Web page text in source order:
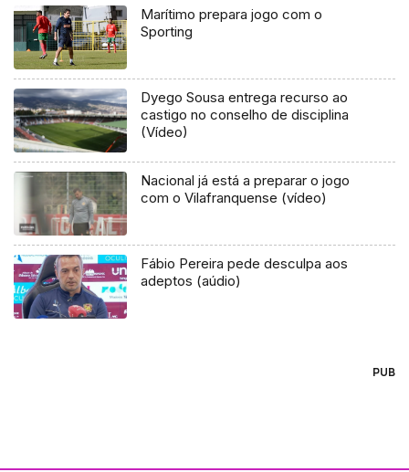
Marítimo prepara jogo com o
Sporting
Dyego Sousa entrega recurso ao
castigo no conselho de disciplina
(Vídeo)
Nacional já está a preparar o jogo
com o Vilafranquense (vídeo)
Fábio Pereira pede desculpa aos
adeptos (aúdio)
PUB